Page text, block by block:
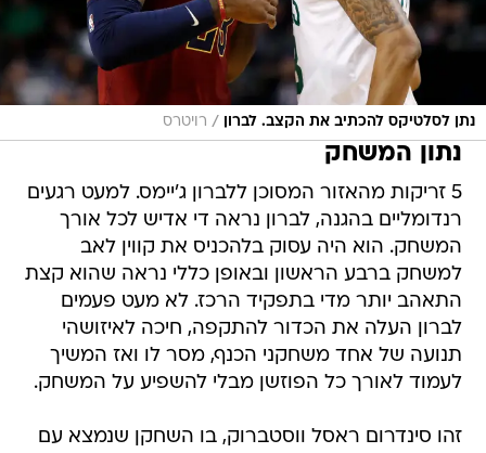
נתן לסלטיקס להכתיב את הקצב. לברון / רויטרס
נתון המשחק
5 זריקות מהאזור המסוכן ללברון ג'יימס. למעט רגעים
רנדומליים בהגנה, לברון נראה די אדיש לכל אורך
המשחק. הוא היה עסוק בלהכניס את קווין לאב
למשחק ברבע הראשון ובאופן כללי נראה שהוא קצת
התאהב יותר מדי בתפקיד הרכז. לא מעט פעמים
לברון העלה את הכדור להתקפה, חיכה לאיזושהי
תנועה של אחד משחקני הכנף, מסר לו ואז המשיך
לעמוד לאורך כל הפוזשן מבלי להשפיע על המשחק.
זהו סינדרום ראסל ווסטברוק, בו השחקן שנמצא עם